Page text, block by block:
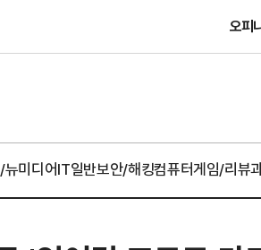
오피
미디어IT일반보안/해킹컴퓨터게임/리뷰